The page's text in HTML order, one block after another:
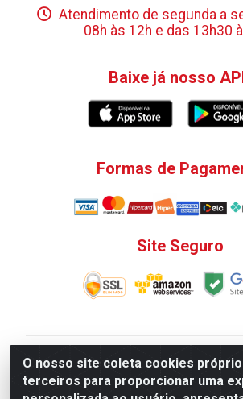
O nosso site coleta cookies
terceiros para proporcionar uma
Atendimento de segunda a
08h às 12h e das 13h30
Baixe já nosso
Formas de
Site Seguro
V. C. Ferragens LTDA - Rua do Matoso,
Bandeira, Rio de Janeiro/ RJ - CEP
12.324.723/0001-25